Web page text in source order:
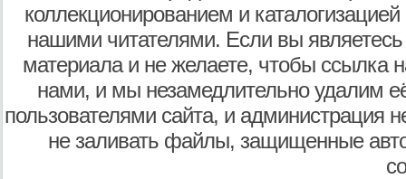
коллекционированием и
нашими читателями. Если вы являетесь
материала и не желаете, чтобы ссылка
нами, и мы незамедлительно удалим
пользователями сайта, и администрация
не заливать файлы, защищенные